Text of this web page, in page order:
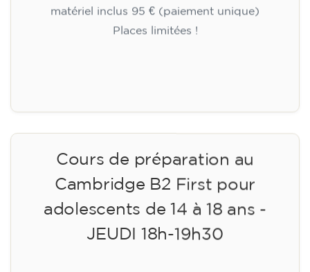
matériel inclus 95 € (paiement unique)
Places limitées !
Cours de préparation au
Cambridge B2 First pour
adolescents de 14 à 18 ans -
JEUDI 18h-19h30